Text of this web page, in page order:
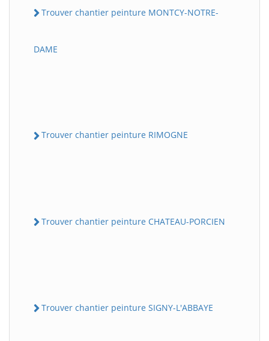
Trouver chantier peinture MONTCY-NOTRE-
DAME
Trouver chantier peinture RIMOGNE
Trouver chantier peinture CHATEAU-PORCIEN
Trouver chantier peinture SIGNY-L'ABBAYE